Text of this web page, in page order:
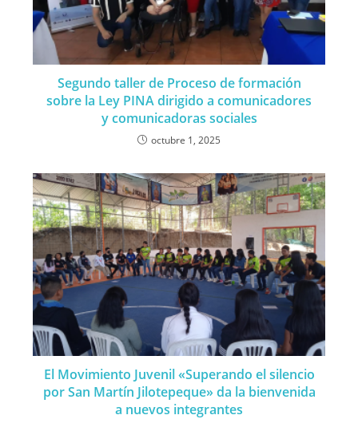
Segundo taller de Proceso de formación
sobre la Ley PINA dirigido a comunicadores
y comunicadoras sociales
octubre 1, 2025
El Movimiento Juvenil «Superando el silencio
por San Martín Jilotepeque» da la bienvenida
a nuevos integrantes